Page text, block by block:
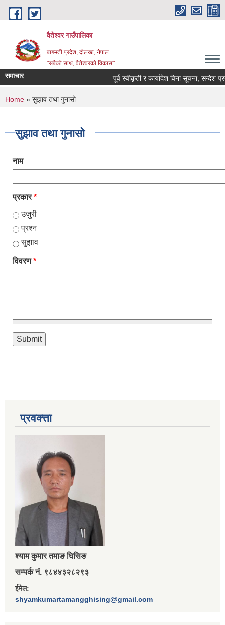
Skip to main content
वैतेश्वर गाउँपालिका
बागमती प्रदेश, दाेलखा, नेपाल
"सबैको साथ, वैतेश्वरको विकास"
समाचार पूर्व स्वीकृती र कार्यादेश विना सूचना, सन्देश
You are here
Home » सुझाव तथा गुनासो
सुझाव तथा गुनासो
नाम
प्रकार*
उजुरी
प्रश्न
सुझाव
विवरण*
प्रवक्त्ता
श्‍याम कुमार तमाङ घिसिङ
सम्पर्क नं. ९८४४३२८२९३
ईमेल:
shyamkumartamangghising@gmail.com